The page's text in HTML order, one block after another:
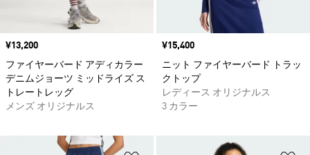
価格
¥13,200
ファイヤーバード アディカラー
デニムジョーツ ミッドライズ ス
トレートレッグ
メンズ オリジナルス
価格
¥15,400
ニット ファイヤーバード トラッ
クトップ
レディース オリジナルス
3 カラー